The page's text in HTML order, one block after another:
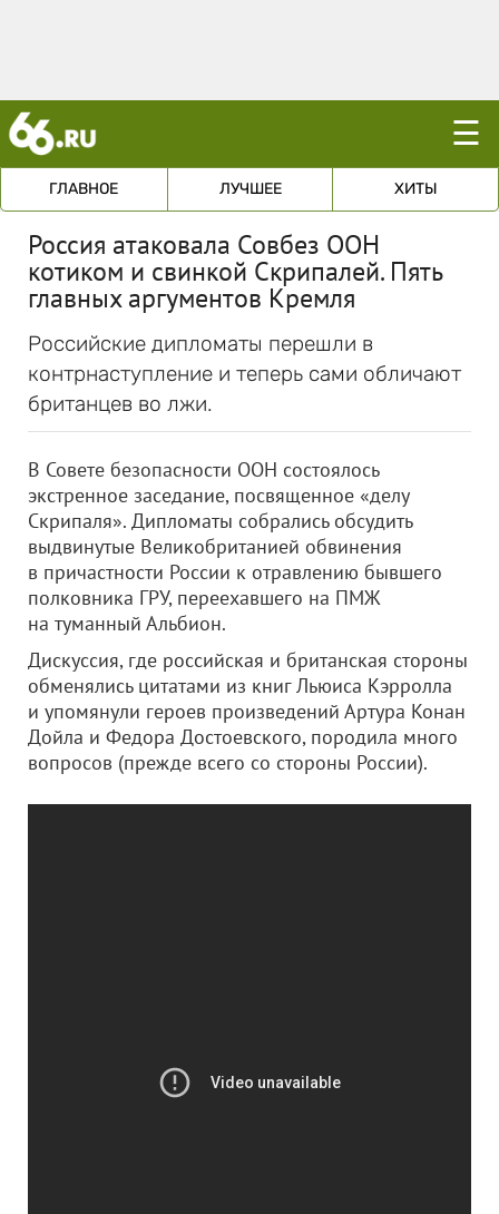
☰
ГЛАВНОЕ ЛУЧШЕЕ ХИТЫ
Россия атаковала Совбез ООН
котиком и свинкой Скрипалей. Пять
главных аргументов Кремля
Российские дипломаты перешли в
контрнаступление и теперь сами обличают
британцев во лжи.
В Совете безопасности ООН состоялось
экстренное заседание, посвященное «делу
Скрипаля». Дипломаты собрались обсудить
выдвинутые Великобританией обвинения
в причастности России к отравлению бывшего
полковника ГРУ, переехавшего на ПМЖ
на туманный Альбион.
Дискуссия, где российская и британская стороны
обменялись цитатами из книг Льюиса Кэрролла
и упомянули героев произведений Артура Конан
Дойла и Федора Достоевского, породила много
вопросов (прежде всего со стороны России).